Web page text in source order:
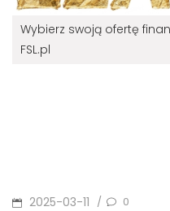
Wybierz swoją ofertę
FSL.pl
POSTED
2025-03-11 / 0